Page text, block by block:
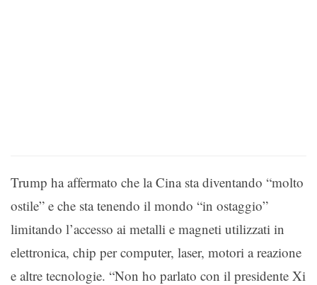
Trump ha affermato che la Cina sta diventando “molto
ostile” e che sta tenendo il mondo “in ostaggio”
limitando l’accesso ai metalli e magneti utilizzati in
elettronica, chip per computer, laser, motori a reazione
e altre tecnologie. “Non ho parlato con il presidente Xi